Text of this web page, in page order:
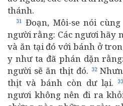
thánh.
31 Đoạn, Môi-se nói
người rằng: Các ngươi hãy
và ăn tại đó với bánh ở
y như ta đã phán dặn
người sẽ ăn thịt đó. 32
thịt và bánh còn dư lại.
33
ngươi không nên đi ra